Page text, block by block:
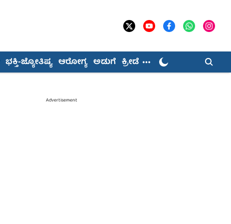
ಭಕ್ತಿ-ಜ್ಯೋತಿಷ್ಯ ಆರೋಗ್ಯ ಅಡುಗೆ ಕ್ರೀಡೆ
Advertisement